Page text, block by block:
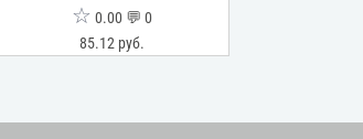
☆ 0.00 💬 0
85.12 руб.